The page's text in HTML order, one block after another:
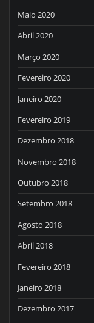
Maio 2020
Abril 2020
Março 2020
Fevereiro 2020
Janeiro 2020
Fevereiro 2019
Dezembro 2018
Novembro 2018
Outubro 2018
Setembro 2018
Agosto 2018
Abril 2018
Fevereiro 2018
Janeiro 2018
Dezembro 2017